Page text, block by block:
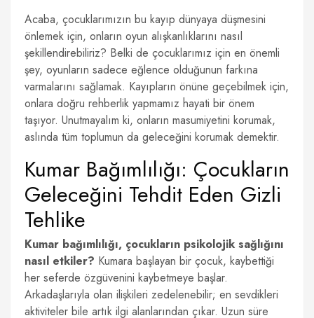
Acaba, çocuklarımızın bu kayıp dünyaya düşmesini
önlemek için, onların oyun alışkanlıklarını nasıl
şekillendirebiliriz? Belki de çocuklarımız için en önemli
şey, oyunların sadece eğlence olduğunun farkına
varmalarını sağlamak. Kayıpların önüne geçebilmek için,
onlara doğru rehberlik yapmamız hayati bir önem
taşıyor. Unutmayalım ki, onların masumiyetini korumak,
aslında tüm toplumun da geleceğini korumak demektir.
Kumar Bağımlılığı: Çocukların
Geleceğini Tehdit Eden Gizli
Tehlike
Kumar bağımlılığı, çocukların psikolojik sağlığını
nasıl etkiler? Kumara başlayan bir çocuk, kaybettiği
her seferde özgüvenini kaybetmeye başlar.
Arkadaşlarıyla olan ilişkileri zedelenebilir; en sevdikleri
aktiviteler bile artık ilgi alanlarından çıkar. Uzun süre